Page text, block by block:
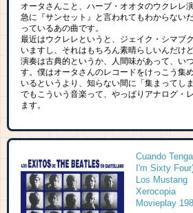
オータさんこと、ハーブ・オオタのウクレレ
急に『サンセット』と言われてもわからない
っているあの曲です。
最近はウクレレというと、ジェイク・シマブ
いますし、それはもちろん素晴らしいんだけ
演奏は古典的というか、人間味があって、い
す。僕はオータさんのレコードをけっこう集
いるというより、知らない間に「集まってし
でもこういう音楽って、やっぱりアナログ・
ます。
Cuando
I'm Sixty
Los Mustang
Xerocopia
Movieplay